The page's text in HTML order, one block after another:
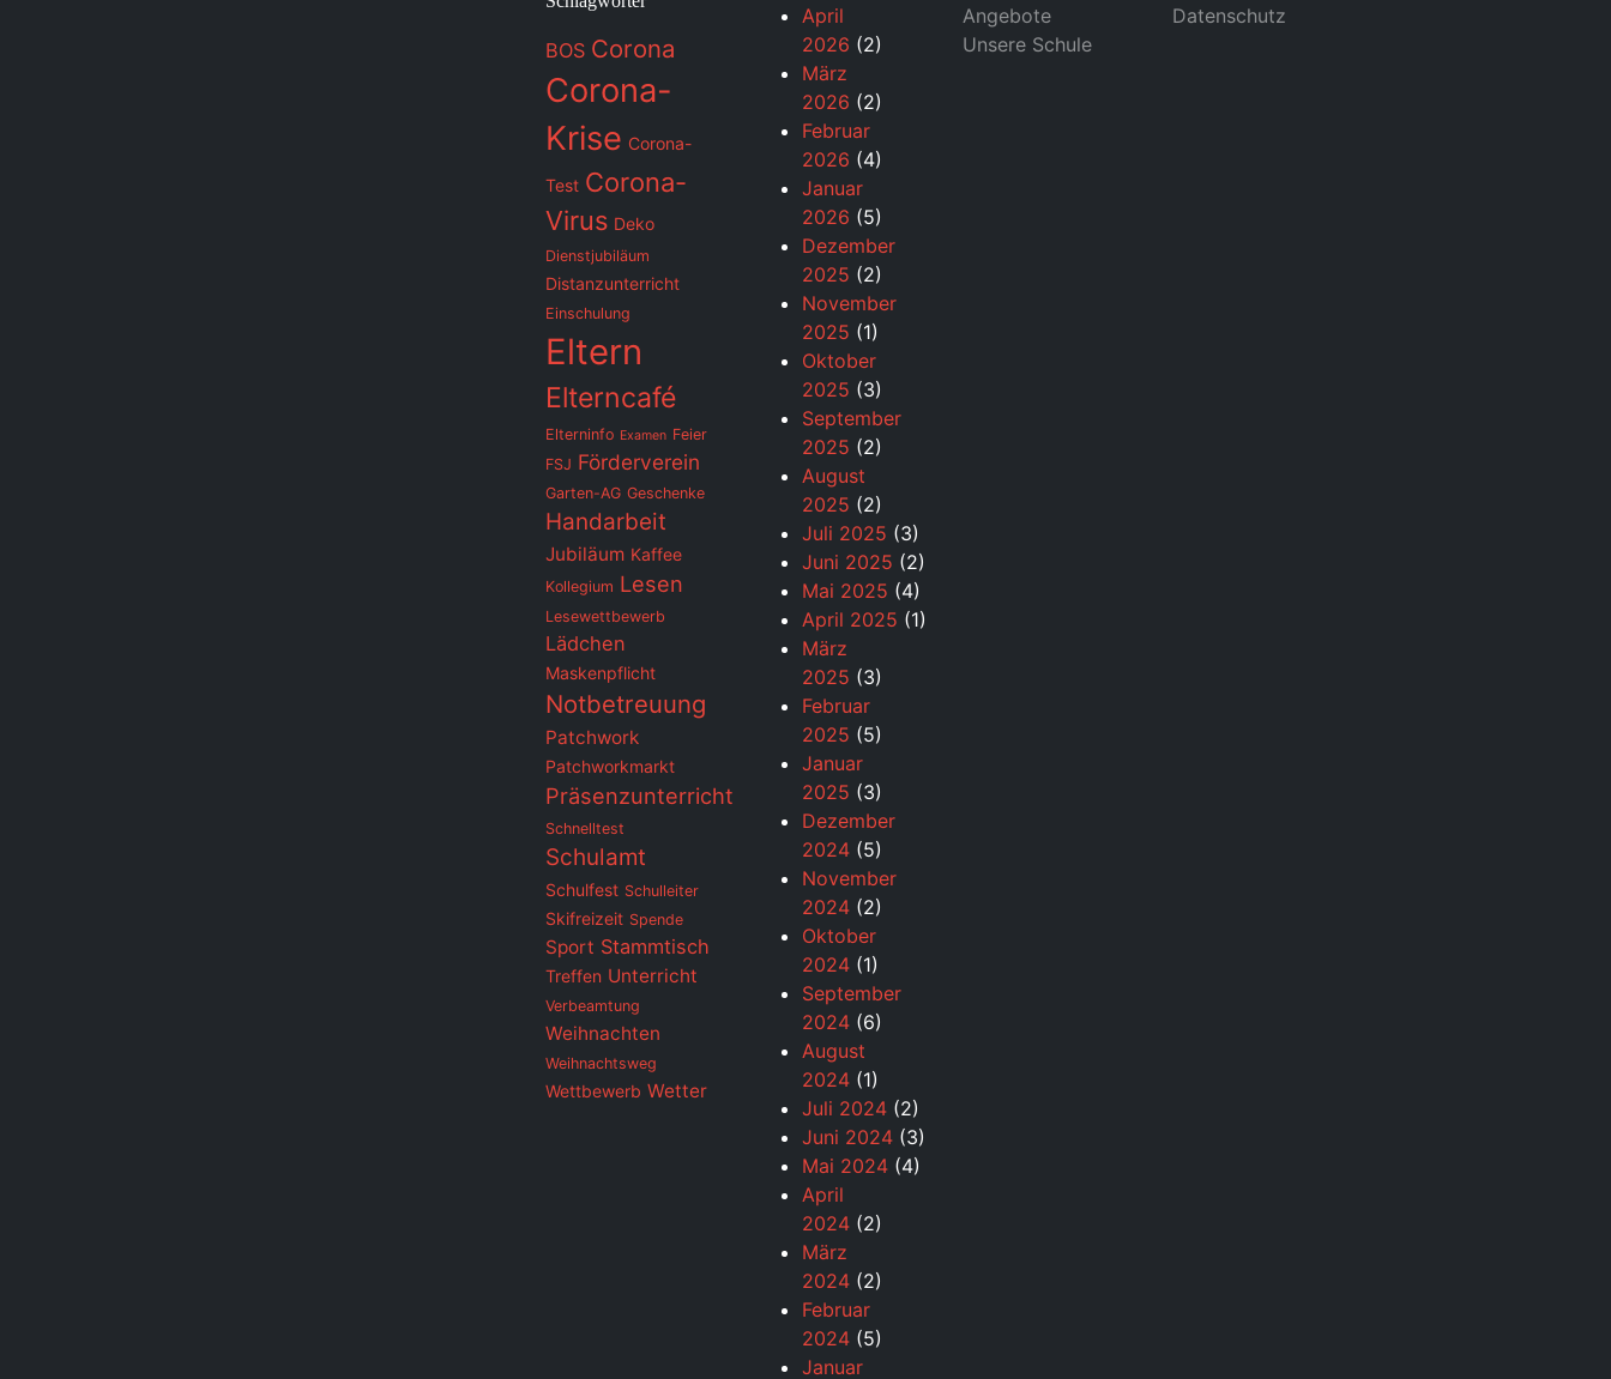
BOS Corona
Corona-
Krise Corona-
Test Corona-
Virus Deko
Dienstjubiläum
Distanzunterricht
Einschulung
Eltern
Elterncafé
Elterninfo Examen Feier
FSJ Förderverein
Garten-AG Geschenke
Handarbeit
Jubiläum Kaffee
Kollegium Lesen
Lesewettbewerb
Lädchen
Maskenpflicht
Notbetreuung
Patchwork
Patchworkmarkt
Präsenzunterricht
Schnelltest
Schulamt
Schulfest Schulleiter
Skifreizeit Spende
Sport Stammtisch
Treffen Unterricht
Verbeamtung
Weihnachten
Weihnachtsweg
Wettbewerb Wetter
April
2026 (2)
März
2026 (2)
Februar
2026 (4)
Januar
2026 (5)
Dezember
2025 (2)
November
2025 (1)
Oktober
2025 (3)
September
2025 (2)
August
2025 (2)
Juli 2025 (3)
Juni 2025 (2)
Mai 2025 (4)
April 2025 (1)
März
2025 (3)
Februar
2025 (5)
Januar
2025 (3)
Dezember
2024(5)
November
2024(2)
Oktober
2024(1)
September
2024(6)
August
2024(1)
Juli 2024(2)
Juni 2024(3)
Mai 2024(4)
April
2024(2)
März
2024(2)
Februar
2024(5)
Januar
Angebote
Unsere Schule
Datenschutz